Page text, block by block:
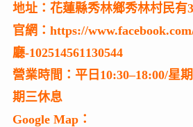
地址：花蓮縣秀林鄉秀林村民有
官網：https://
廳-102514561130544
營業時間：平日10:30–18:00/星
期三休息
Google Map：